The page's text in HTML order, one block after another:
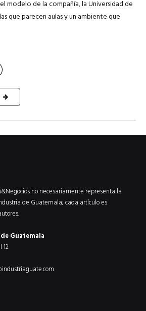
modelo de la compañía, la Universidad de
que parecen aulas y un ambiente que
no necesariamente representa la
de Guatemala; cada artículo es
Guatemala
12